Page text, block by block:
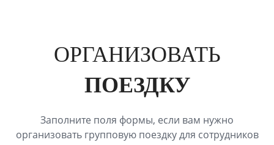
ОРГАНИЗОВАТЬ
ПОЕЗДКУ
Заполните поля формы, если вам нужно
организовать групповую поездку для сотрудников